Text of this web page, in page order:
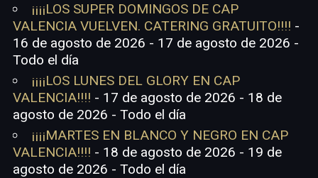
¡¡¡¡LOS SUPER DOMINGOS DE CAP
VALENCIA VUELVEN. CATERING GRATUITO!!!! -
16 de agosto de 2026 - 17 de agosto de 2026 -
Todo el día
¡¡¡¡LOS LUNES DEL GLORY EN CAP
VALENCIA!!!! - 17 de agosto de 2026 - 18 de
agosto de 2026 - Todo el día
¡¡¡¡MARTES EN BLANCO Y NEGRO EN CAP
VALENCIA!!!! - 18 de agosto de 2026 - 19 de
agosto de 2026 - Todo el día